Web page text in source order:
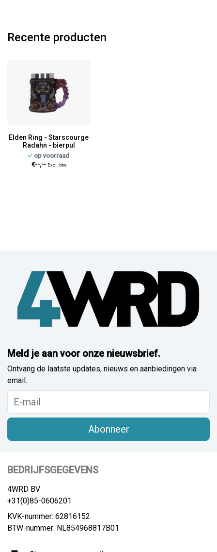
Recente producten
Elden Ring - Starscourge
Radahn - bierpul
op voorraad
€--,-- Excl. btw
Meld je aan voor onze nieuwsbrief.
Ontvang de laatste updates, nieuws en aanbiedingen via
email.
Abonneer
BEDRIJFSGEGEVENS
4WRD BV
+31(0)85-0606201
KVK-nummer: 62816152
BTW-nummer: NL854968817B01